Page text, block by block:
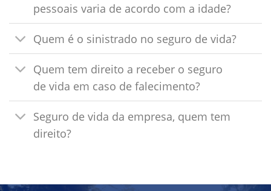
pessoais varia de acordo com a idade?
Quem é o sinistrado no seguro de vida?
Quem tem direito a receber o seguro
de vida em caso de falecimento?
Seguro de vida da empresa, quem tem
direito?